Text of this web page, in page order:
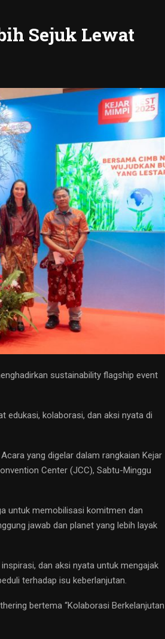
Sejuk Lewat
sustainability flagship event
edukasi, kolaborasi, dan aksi nyata di
yang digelar dalam rangkaian Kejar
Center (JCC), Sabtu-Minggu
untuk memobilisasi komitmen dan
jawab dan planet yang lebih layak
dan aksi nyata untuk mengajak
terhadap isu keberlanjutan.
bertema “Kolaborasi Berkelanjutan